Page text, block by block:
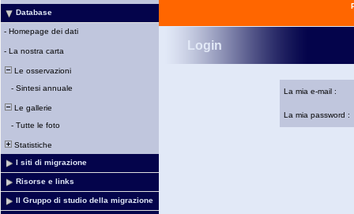
Database
- Homepage dei dati
- La nostra carta
Le osservazioni
- Sintesi annuale
Le gallerie
- Tutte le foto
Statistiche
I siti di migrazione
Risorse e links
Il Gruppo di studio della migrazione
Login
La mia e-mail :
La mia password :